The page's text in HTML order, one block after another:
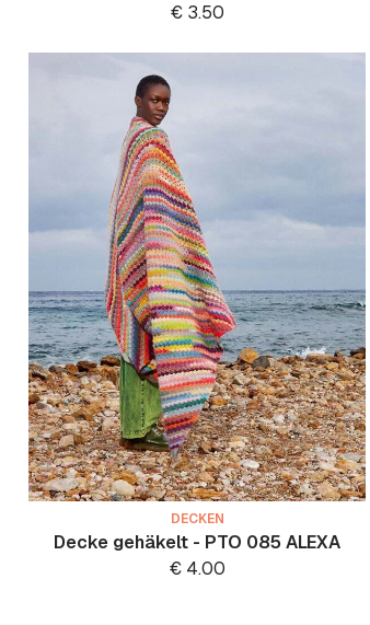
€ 3.50
DECKEN
Decke gehäkelt - PTO 085 ALEXA
€ 4.00